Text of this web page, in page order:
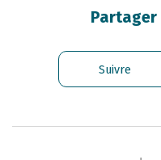
Partager
Suivre